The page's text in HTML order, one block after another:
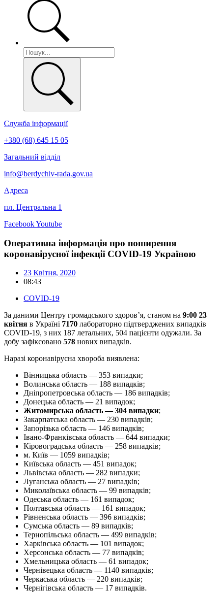
Служба інформації
+380 (68) 645 15 05
Загальний відділ
info@berdychiv-rada.gov.ua
Адреса
пл. Центральна 1
FacebookYoutube
Оперативна інформація про поширення
коронавірусної інфекції COVID-19 Україною
23 Квітня, 2020
08:43
COVID-19
За даними Центру громадського здоров’я, станом на 9:00 23
квітня в Україні 7170 лабораторно підтверджених випадків
COVID-19, з них 187 летальних, 504 пацієнти одужали. За
добу зафіксовано 578 нових випадків.
Наразі коронавірусна хвороба виявлена:
Вінницька область — 353 випадки;
Волинська область — 188 випадків;
Дніпропетровська область — 186 випадків;
Донецька область — 21 випадок;
Житомирська область — 304 випадки;
Закарпатська область — 230 випадків;
Запорізька область — 146 випадків;
Івано-Франківська область — 644 випадки;
Кіровоградська область — 258 випадків;
м. Київ — 1059 випадків;
Київська область — 451 випадок;
Львівська область — 282 випадки;
Луганська область — 27 випадків;
Миколаївська область — 99 випадків;
Одеська область — 161 випадок;
Полтавська область — 161 випадок;
Рівненська область — 396 випадків;
Сумська область — 89 випадків;
Тернопільська область — 499 випадків;
Харківська область — 101 випадок;
Херсонська область — 77 випадків;
Хмельницька область — 61 випадок;
Чернівецька область — 1140 випадків;
Черкаська область — 220 випадків;
Чернігівська область — 17 випадків.